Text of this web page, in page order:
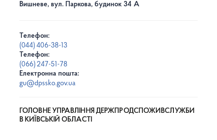
Вишневе, вул. Паркова, будинок 34 А
Телефон:
(044) 406-38-13
Телефон:
(066) 247-51-78
Електронна пошта:
gu@dpssko.gov.ua
ГОЛОВНЕ УПРАВЛІННЯ ДЕРЖПРОДСПОЖИВСЛУЖБИ
В КИЇВСЬКІЙ ОБЛАСТІ